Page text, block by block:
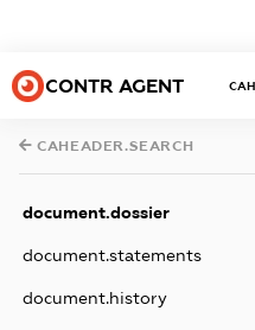
CONTR AGENT
CAHEADER.SEARCH
document.dossier
document.statements
document.history